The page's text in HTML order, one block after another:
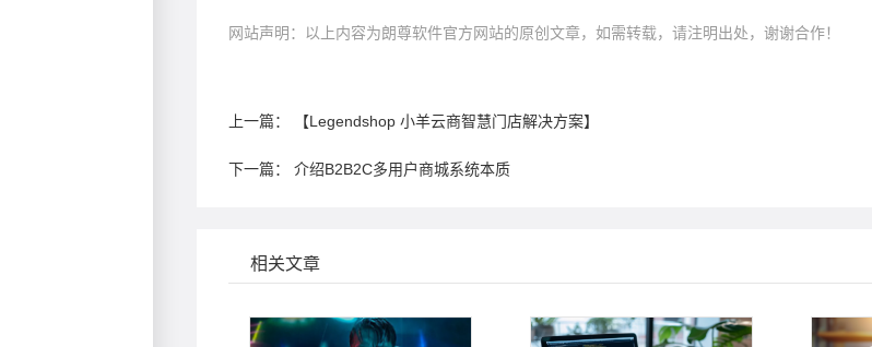
网站声明：以上内容为朗尊软件官方网站的原创文章，如需转载，请注明出处，谢谢合作！
上一篇： 【Legendshop 小羊云商智慧门店解决方案】
下一篇： 介绍B2B2C多用户商城系统本质
相关文章